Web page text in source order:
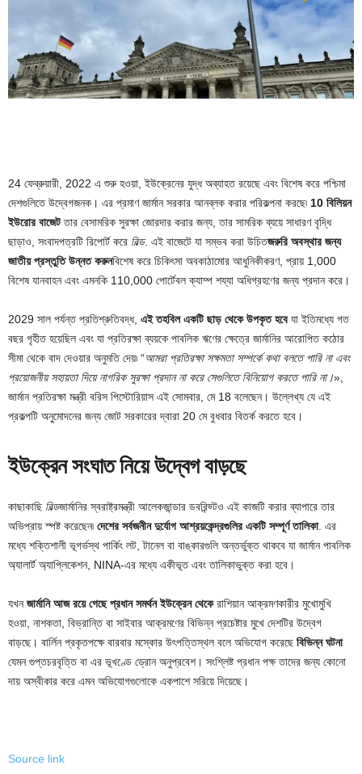
24 ফেব্রুয়ারী, 2022 এ শুরু হওয়া, ইউক্রেনের যুদ্ধ অব্যাহত রয়েছে এবং বিশেষ করে পশ্চিমা
দেশগুলিতে উদ্বেগজনক। এর প্রমাণ জার্মান সরকার আনব্লক করার পরিকল্পনা করছে৷ 10 বিলিয়ন
ইউরোর বাজেটতার বেসামরিক সুরক্ষা জোরদার করার জন্য, তার সামরিক ব্যয়ে সাধারণ বৃদ্ধি
ছাড়াও, সংবাদপত্রটি রিপোর্ট করে বিল্ড. এই বাজেটে যা সম্ভব করা উচিতজরুরি অবস্থার জন্য
জাতীয় প্রস্তুতি উন্নত করুনবিশেষ করে চিকিৎসা অবকাঠামোর আধুনিকীকরণ, প্রায় 1,000
বিশেষ যানবাহন এবং এমনকি 110,000 পোর্টেবল ক্যাম্প শয্যা অধিগ্রহণের জন্য প্রদান করে।
2029 সাল পর্যন্ত প্রতিশ্রুতিবদ্ধ, এই তহবিল একটি ছাড় থেকে উপকৃত হবে যা ইতিমধ্যে গত
বছর গৃহীত হয়েছিল এবং যা প্রতিরক্ষা ব্যয়কে পাবলিক ঋণের ক্ষেত্রে জার্মানির আরোপিত কঠোর
সীমা থেকে বাদ দেওয়ার অনুমতি দেয়৷ “আমরা প্রতিরক্ষা সক্ষমতা সম্পর্কে কথা বলতে পারি না এবং
প্রয়োজনীয় সহায়তা দিয়ে নাগরিক সুরক্ষা প্রদান না করে সেগুলিতে বিনিয়োগ করতে পারি না।»,
জার্মান প্রতিরক্ষা মন্ত্রী বরিস পিস্টোরিয়াস এই সোমবার, মে 18 বলেছেন। উল্লেখ্য যে এই
প্রকল্পটি অনুমোদনের জন্য জোট সরকারের দ্বারা 20 মে বুধবার বিতর্ক করতে হবে।
ইউক্রেন সংঘাত নিয়ে উদ্বেগ বাড়ছে
কাছাকাছি বিল্ডজার্মানির স্বরাষ্ট্রমন্ত্রী আলেকজান্ডার ডবরিন্ড্টও এই কাজটি করার ব্যাপারে তার
অভিপ্রায় স্পষ্ট করেছেন৷ দেশের সর্বজনীন দুর্যোগ আশ্রয়কেন্দ্রগুলির একটি সম্পূর্ণ তালিকা. এর
মধ্যে শক্তিশালী ভূগর্ভস্থ পার্কিং লট, টানেল বা বাঙ্কারগুলি অন্তর্ভুক্ত থাকবে যা জার্মান পাবলিক
অ্যালার্ট অ্যাপ্লিকেশন, NINA-এর মধ্যে একীভূত এবং তালিকাভুক্ত করা হবে।
যখনজার্মানি আজ রয়ে গেছেপ্রধান সমর্থনইউক্রেন থেকেরাশিয়ান আক্রমণকারীর মুখোমুখি
হওয়া, নাশকতা, বিভ্রান্তি বা সাইবার আক্রমণের বিভিন্ন প্রচেষ্টার মুখে দেশটির উদ্বেগ
বাড়ছে। বার্লিন প্রকৃতপক্ষে বারবার মস্কোর উৎপত্তিস্থল বলে অভিযোগ করেছে বিভিন্ন ঘটনা
যেমন গুপ্তচরবৃত্তি বা এর ভূখণ্ডে ড্রোন অনুপ্রবেশ। সংশ্লিষ্ট প্রধান পক্ষ তাদের জন্য কোনো
দায় অস্বীকার করে এমন অভিযোগগুলোকে একপাশে সরিয়ে দিয়েছে।
Source link